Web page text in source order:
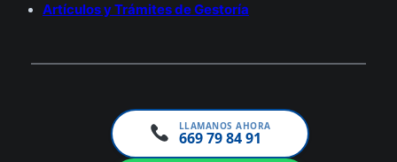
Artículos y Trámites de Gestoría
LLAMANOS AHORA
669 79 84 91